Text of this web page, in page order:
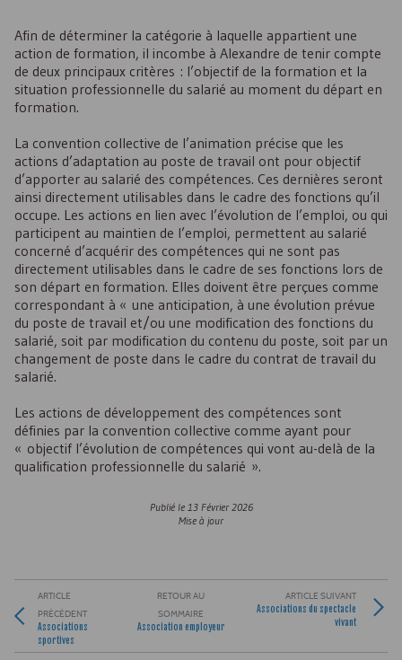
Afin de déterminer la catégorie à laquelle appartient une
action de formation, il incombe à Alexandre de tenir compte
de deux principaux critères : l’objectif de la formation et la
situation professionnelle du salarié au moment du départ en
formation.
La convention collective de l’animation précise que les
actions d’adaptation au poste de travail ont pour objectif
d’apporter au salarié des compétences. Ces dernières seront
ainsi directement utilisables dans le cadre des fonctions qu’il
occupe. Les actions en lien avec l’évolution de l’emploi, ou qui
participent au maintien de l’emploi, permettent au salarié
concerné d’acquérir des compétences qui ne sont pas
directement utilisables dans le cadre de ses fonctions lors de
son départ en formation. Elles doivent être perçues comme
correspondant à « une anticipation, à une évolution prévue
du poste de travail et/ou une modification des fonctions du
salarié, soit par modification du contenu du poste, soit par un
changement de poste dans le cadre du contrat de travail du
salarié.
Les actions de développement des compétences sont
définies par la convention collective comme ayant pour
« objectif l’évolution de compétences qui vont au-delà de la
qualification professionnelle du salarié ».
Publié le 13 Février 2026
Mise à jour
ARTICLE
PRÉCÉDENT
Associations
sportives
RETOUR AU
SOMMAIRE
Association employeur
ARTICLE SUIVANT
Associations du spectacle
vivant